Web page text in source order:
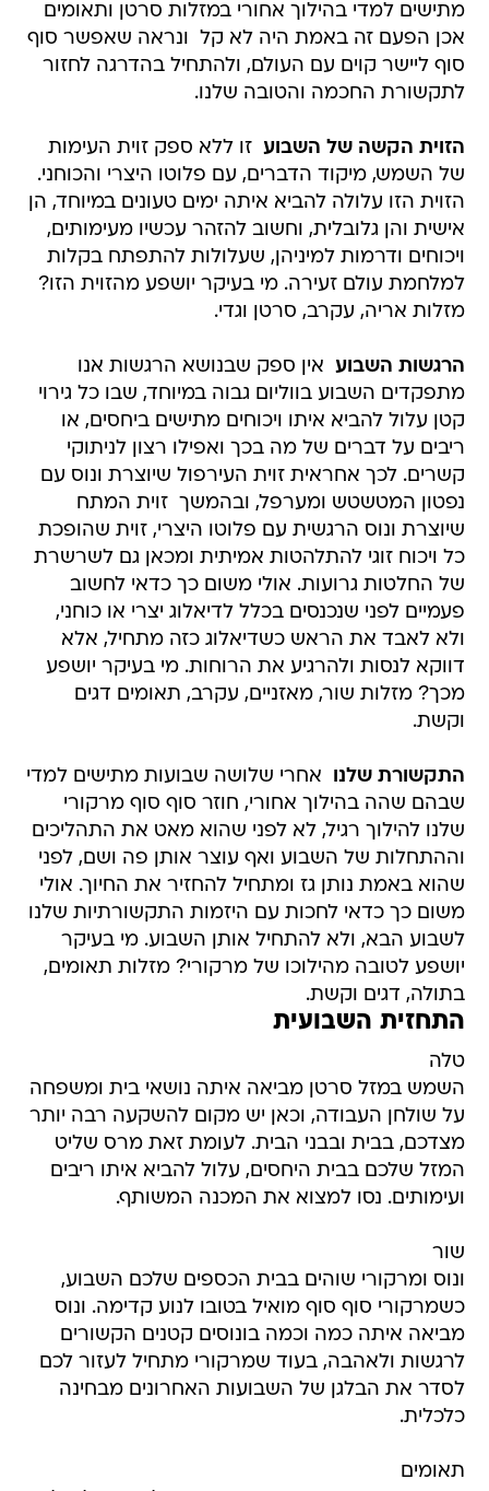
מתישים למדי בהילוך אחורי במזלות סרטן ותאומים 
אכן הפעם זה באמת היה לא קל  ונראה שאפשר סוף
סוף ליישר קוים עם העולם, ולהתחיל בהדרגה לחזור
לתקשורת החכמה והטובה שלנו.
הזוית הקשה של השבוע  זו ללא ספק זוית העימות
של השמש, מיקוד הדברים, עם פלוטו היצרי והכוחני.
הזוית הזו עלולה להביא איתה ימים טעונים במיוחד, הן
אישית והן גלובלית, וחשוב להזהר עכשיו מעימותים,
ויכוחים ודרמות למיניהן, שעלולות להתפתח בקלות
למלחמת עולם זעירה. מי בעיקר יושפע מהזוית הזו?
מזלות אריה, עקרב, סרטן וגדי.
הרגשות השבוע  אין ספק שבנושא הרגשות אנו
מתפקדים השבוע בווליום גבוה במיוחד, שבו כל גירוי
קטן עלול להביא איתו ויכוחים מתישים ביחסים, או
ריבים על דברים של מה בכך ואפילו רצון לניתוקי
קשרים. לכך אחראית זוית העירפול שיוצרת ונוס עם
נפטון המטשטש ומערפל, ובהמשך  זוית המתח
שיוצרת ונוס הרגשית עם פלוטו היצרי, זוית שהופכת
כל ויכוח זוגי להתלהטות אמיתית ומכאן גם לשרשרת
של החלטות גרועות. אולי משום כך כדאי לחשוב
פעמיים לפני שנכנסים בכלל לדיאלוג יצרי או כוחני,
ולא לאבד את הראש כשדיאלוג כזה מתחיל, אלא
דווקא לנסות ולהרגיע את הרוחות. מי בעיקר יושפע
מכך? מזלות שור, מאזניים, עקרב, תאומים דגים
וקשת.
התקשורת שלנו 
אחרי שלושה שבועות מתישים למדי
שבהם שהה בהילוך אחורי, חוזר סוף סוף מרקורי
שלנו להילוך רגיל, לא לפני שהוא מאט את התהליכים
וההתחלות של השבוע ואף עוצר אותן פה ושם, לפני
שהוא באמת נותן גז ומתחיל להחזיר את החיוך. אולי
משום כך כדאי לחכות עם היזמות התקשורתיות שלנו
לשבוע הבא, ולא להתחיל אותן השבוע. מי בעיקר
יושפע לטובה מהילוכו של מרקורי? מזלות תאומים,
בתולה, דגים וקשת.
התחזית השבועית
טלה
השמש במזל סרטן מביאה איתה נושאי בית ומשפחה
על שולחן העבודה, וכאן יש מקום להשקעה רבה יותר
מצדכם, בבית ובבני הבית. לעומת זאת מרס שליט
המזל שלכם בבית היחסים, עלול להביא איתו ריבים
ועימותים. נסו למצוא את המכנה המשותף.
שור
ונוס ומרקורי שוהים בבית הכספים שלכם השבוע,
כשמרקורי סוף סוף מואיל בטובו לנוע קדימה. ונוס
מביאה איתה כמה וכמה בונוסים קטנים הקשורים
לרגשות ולאהבה, בעוד שמרקורי מתחיל לעזור לכם
לסדר את הבלגן של השבועות האחרונים מבחינה
כלכלית.
תאומים